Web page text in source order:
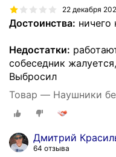
22 декабря
Достоинства: ничего
Недостатки:
собеседник
Выбросил
Товар — Наушники
Дмитрий
64 отзыва